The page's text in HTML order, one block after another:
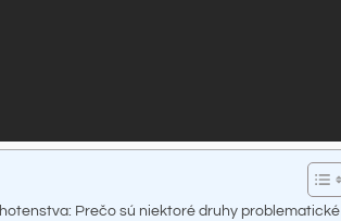
Prečo sú niektoré druhy problematické